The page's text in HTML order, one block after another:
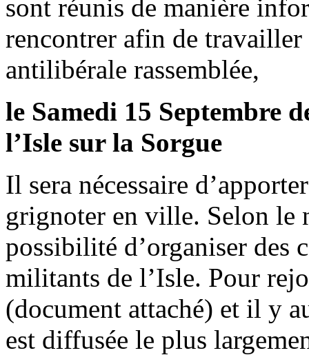
sont réunis de manière
rencontrer afin de travailler
antilibérale rassemblée,
le Samedi 15 Septembre
l’Isle sur la Sorgue
Il sera nécessaire
grignoter en ville. Selon le
possibilité d’organiser des
militants de l’Isle. Pour
(document attaché) et il y
est diffusée le plus